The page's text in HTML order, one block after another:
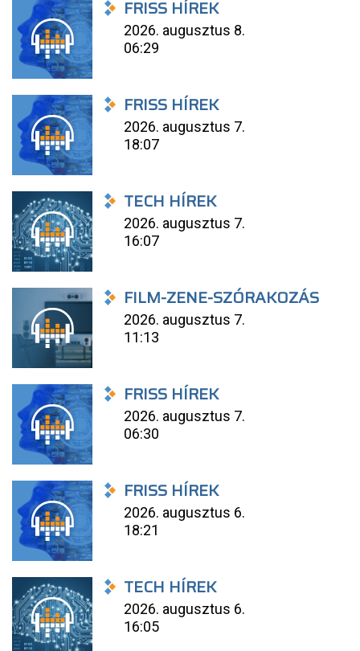
FRISS HÍREK
2026. augusztus 8.
06:29
FRISS HÍREK
2026. augusztus 7.
18:07
TECH HÍREK
2026. augusztus 7.
16:07
FILM-ZENE-SZÓRAKOZÁS
2026. augusztus 7.
11:13
FRISS HÍREK
2026. augusztus 7.
06:30
FRISS HÍREK
2026. augusztus 6.
18:21
TECH HÍREK
2026. augusztus 6.
16:05